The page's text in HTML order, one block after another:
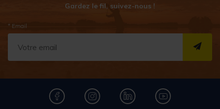
Gardez le fil, suivez-nous !
* Email